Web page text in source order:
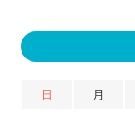
日 月